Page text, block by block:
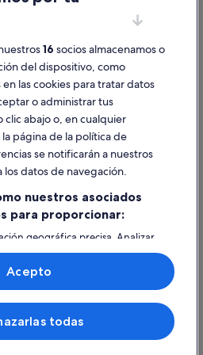
denunciar contenido
de un alquiler vacacional
de Expedia Group. Todos los
y el logotipo de Expedia son marcas
registradas de Expedia, Inc.
16 socios almacenamos o
del dispositivo, como
las cookies para tratar datos
o administrar tus
abajo o, en cualquier
página de la política de
se notificarán a nuestros
los datos de navegación.
nuestros asociados
para proporcionar:
geográfica precisa. Analizar
del dispositivo para su
la información en un dispositivo
y contenido personalizados,
contenido, investigación de
servicios.
todas
Acepto